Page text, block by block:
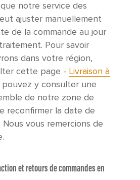
notre service des
ajuster manuellement
de la commande au jour
Pour savoir
dans votre région,
cette page - Livraison à
pouvez y consulter une
de notre zone de
reconfirmer la date de
vous remercions de
et retours de commandes en